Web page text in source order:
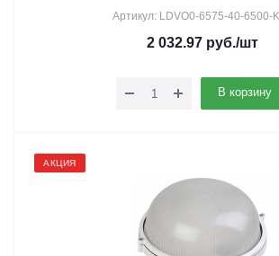
Артикул: LDVO0-6575-40-6500-
2 032.97 руб./шт
В корзину
АКЦИЯ